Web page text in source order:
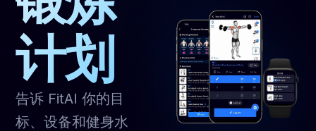
计划
告诉 FitAI 你的目
标、设备和健身水